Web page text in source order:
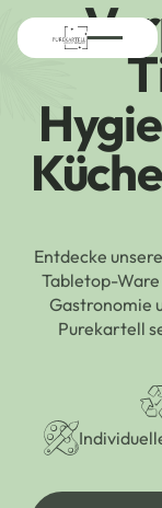
Entdecke
Tabletop-
Gastronomie
Purekartell